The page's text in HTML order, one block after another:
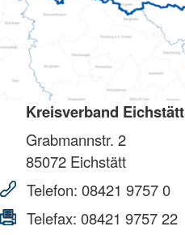
Kreisverband Eichstätt
Grabmannstr. 2
85072 Eichstätt
Telefon: 08421 9757 0
Telefax: 08421 9757 22